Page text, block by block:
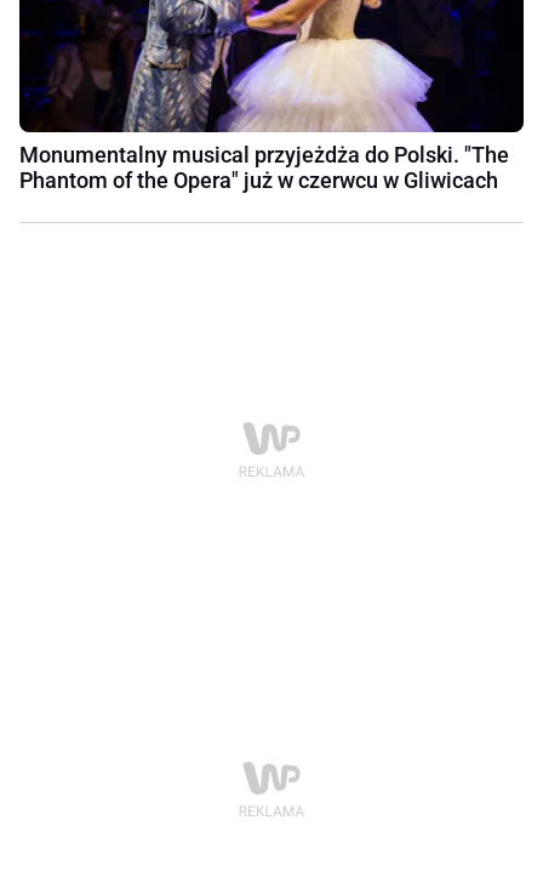
Monumentalny musical przyjeżdża do Polski. "The
Phantom of the Opera" już w czerwcu w Gliwicach